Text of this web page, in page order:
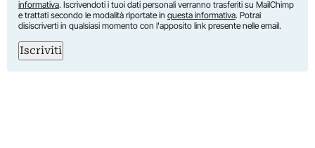
informativa. Iscrivendoti i tuoi dati personali verranno trasferiti su MailChimp
e trattati secondo le modalità riportate in questa informativa. Potrai
disiscriverti in qualsiasi momento con l'apposito link presente nelle email.
Iscriviti